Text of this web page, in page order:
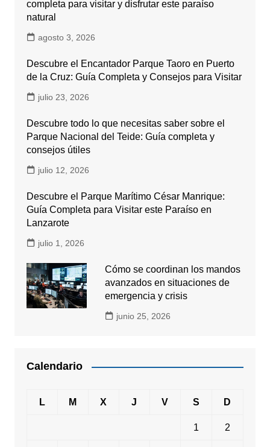
completa para visitar y disfrutar este paraíso
natural
agosto 3, 2026
Descubre el Encantador Parque Taoro en Puerto
de la Cruz: Guía Completa y Consejos para Visitar
julio 23, 2026
Descubre todo lo que necesitas saber sobre el
Parque Nacional del Teide: Guía completa y
consejos útiles
julio 12, 2026
Descubre el Parque Marítimo César Manrique:
Guía Completa para Visitar este Paraíso en
Lanzarote
julio 1, 2026
Cómo se coordinan los mandos
avanzados en situaciones de
emergencia y crisis
junio 25, 2026
Calendario
L M X J V S D
1 2